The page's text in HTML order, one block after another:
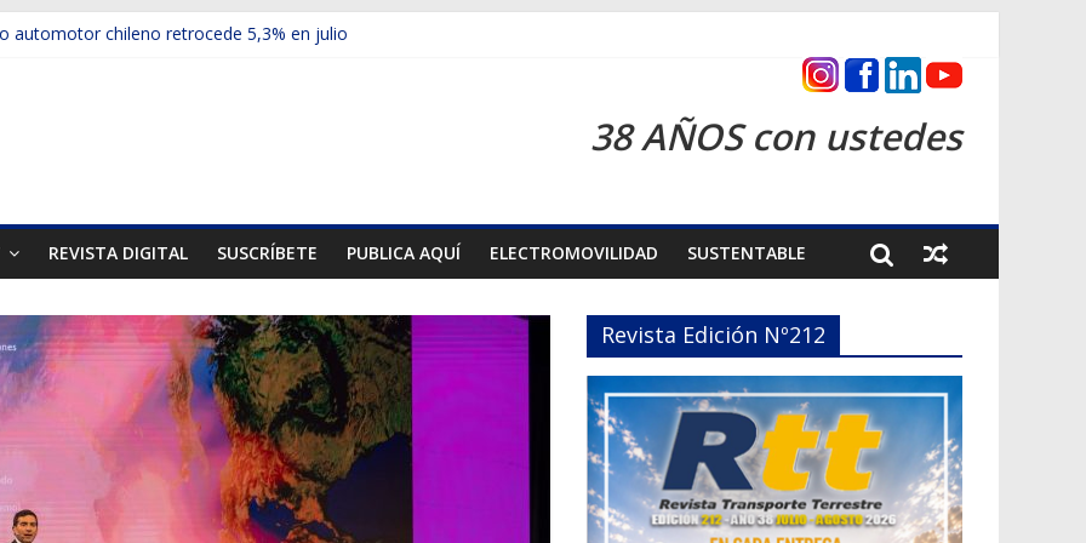
automotor chileno retrocede 5,3% en julio
ups presentó la recién estrenada Bolden en la Expo Compras Públicas 2026
mercado internacional en lanzar la nueva Maxus T70
38 AÑOS con ustedes
REVISTA DIGITAL SUSCRÍBETE PUBLICA AQUÍ ELECTROMOVILIDAD SUSTENTABLE
Revista Edición Nº212